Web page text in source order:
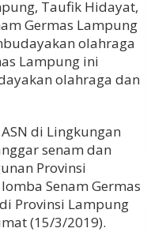
Taufik Hidayat,
Germas Lampung
olahraga
Lampung ini
olahraga dan
di Lingkungan
senam dan
Provinsi
Senam Germas
Provinsi Lampung
(15/3/2019).